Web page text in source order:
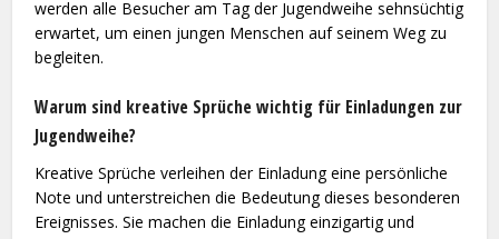
werden alle Besucher am Tag der Jugendweihe sehnsüchtig
erwartet, um einen jungen Menschen auf seinem Weg zu
begleiten.
Warum sind kreative Sprüche wichtig für Einladungen zur
Jugendweihe?
Kreative Sprüche verleihen der Einladung eine persönliche
Note und unterstreichen die Bedeutung dieses besonderen
Ereignisses. Sie machen die Einladung einzigartig und